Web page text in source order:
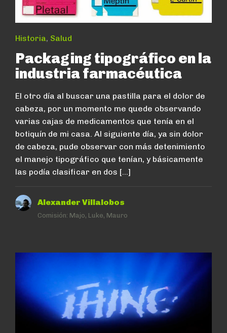
Historia, Salud
Packaging tipográfico en la
industria farmacéutica
El otro día al buscar una pastilla para el dolor de
cabeza, por un momento me quede observando
varias cajas de medicamentos que tenía en el
botiquín de mi casa. Al siguiente día, ya sin dolor
de cabeza, pude observar con más detenimiento
el manejo tipográfico que tenían, y básicamente
las podía clasificar en dos […]
Alexander Villalobos
Comisión: Majo, Luke, Mauro